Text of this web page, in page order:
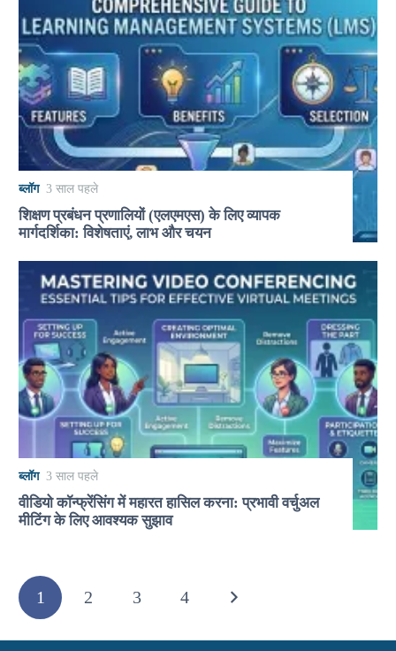
ब्लॉग 3 साल पहले
शिक्षण प्रबंधन प्रणालियों (एलएमएस) के लिए व्यापक
मार्गदर्शिका: विशेषताएं, लाभ और चयन
ब्लॉग 3 साल पहले
वीडियो कॉन्फ्रेंसिंग में महारत हासिल करना: प्रभावी वर्चुअल
मीटिंग के लिए आवश्यक सुझाव
1 2 3 4